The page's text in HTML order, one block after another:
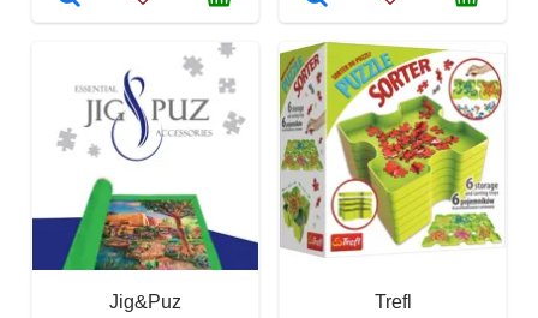
Jig&Puz
Trefl